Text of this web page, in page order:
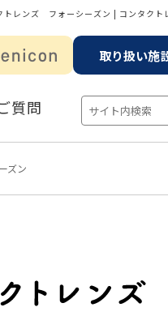
トレンズ フォーシーズン | コンタクト
取り扱い施
質問
ズン